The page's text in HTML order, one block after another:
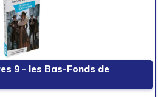
9 - les Bas-Fonds de